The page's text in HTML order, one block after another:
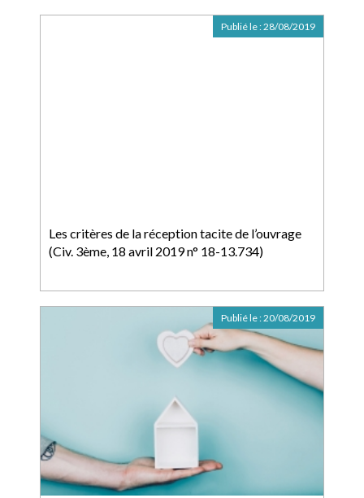
Les critères de la réception tacite de l’ouvrage
(Civ. 3ème, 18 avril 2019 n° 18-13.734)
Publié le :28/08/2019
Publié le :20/08/2019